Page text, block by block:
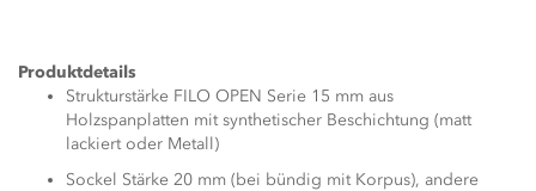
Produktdetails
Strukturstärke FILO OPEN Serie 15 mm aus
Holzspanplatten mit synthetischer Beschichtung (matt
lackiert oder Metall)
Sockel Stärke 20 mm (bei bündig mit Korpus), andere